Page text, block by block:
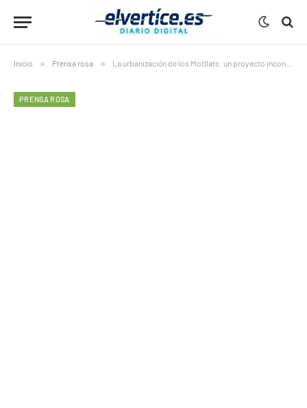
Inicio » Prensa rosa » La urbanización de los Motllats: un proyecto inconcluso
PRENSA ROSA